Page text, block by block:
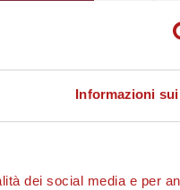
Informazioni
dei social media e per